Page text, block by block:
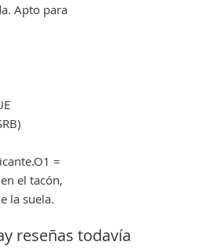
Apto para
=
el tacón,
la suela.
reseñas todavía